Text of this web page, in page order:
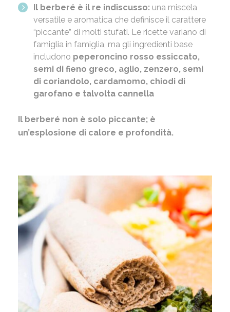
Il berberé è il re indiscusso: una miscela
versatile e aromatica che definisce il carattere
“piccante” di molti stufati. Le ricette variano di
famiglia in famiglia, ma gli ingredienti base
includono peperoncino rosso essiccato,
semi di fieno greco, aglio, zenzero, semi
di coriandolo, cardamomo, chiodi di
garofano e talvolta cannella
Il berberé non è solo piccante; è
un’esplosione di calore e profondità.